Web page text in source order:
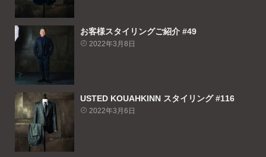
お客様スタイリングご紹介 #49
2022年3月8日
USTED KOUAHKINN スタイリング #116
2022年3月6日